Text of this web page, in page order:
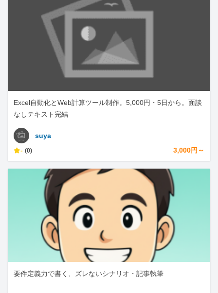
Excel自動化とWeb計算ツール制作。5,000円・5日から。面談
なしテキスト完結
suya
- (0) 3,000円～
要件定義力で書く、ズレないシナリオ・記事執筆